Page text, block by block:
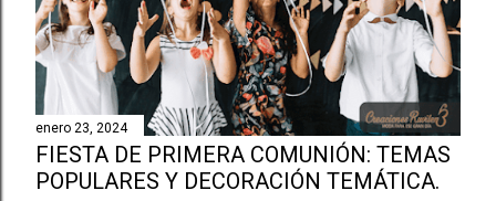
enero 23, 2024
FIESTA DE PRIMERA COMUNIÓN: TEMAS
POPULARES Y DECORACIÓN TEMÁTICA.